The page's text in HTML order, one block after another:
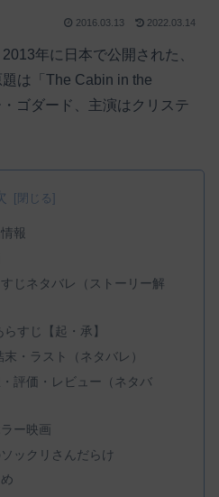
2016.03.13 2022.03.14
年に日本で公開された、
は「The Cabin in the
ゴダード、主演はクリステ
報
じネタバレ（ストーリー解
すじ【起・承】
・ラスト（ネタバレ）
評価・レビュー（ネタバ
ー映画
ックリさんだらけ